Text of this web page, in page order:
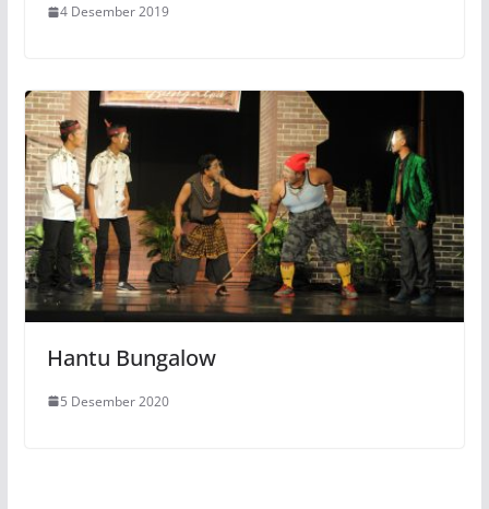
4 Desember 2019
Hantu Bungalow
5 Desember 2020